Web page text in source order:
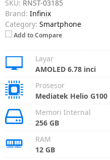
SKU: RNST-03185
Brand: Infinix
Category: Smartphone
Add to Compare
Layar
AMOLED 6.78 inci
Prosesor
Mediatek Helio
Memori Internal
256 GB
RAM
12 GB